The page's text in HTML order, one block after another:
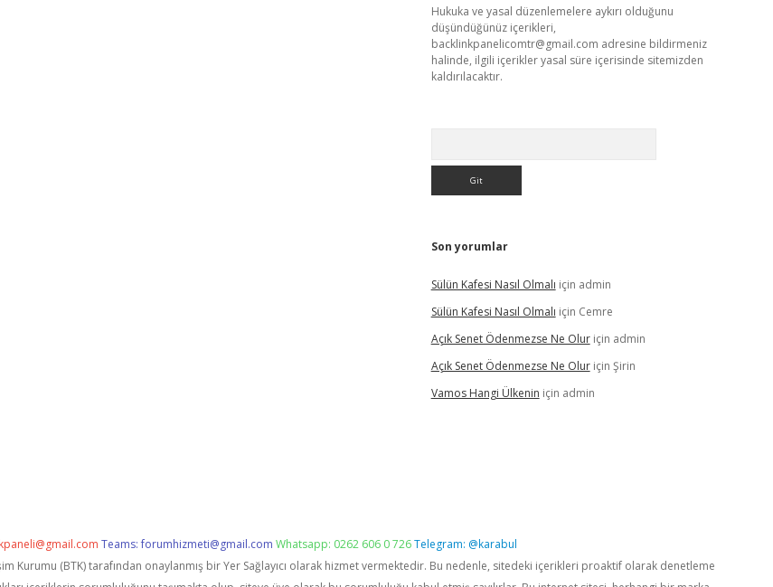
Hukuka ve yasal düzenlemelere aykırı olduğunu
düşündüğünüz içerikleri,
backlinkpanelicomtr@gmail.com adresine bildirmeniz
halinde, ilgili içerikler yasal süre içerisinde sitemizden
kaldırılacaktır.
Son yorumlar
Sülün Kafesi Nasıl Olmalı için admin
Sülün Kafesi Nasıl Olmalı için Cemre
Açık Senet Ödenmezse Ne Oluriçin admin
Açık Senet Ödenmezse Ne Oluriçin Şirin
Vamos Hangi Ülkenin için admin
Teams:forumhizmeti@gmail.com Whatsapp: 0262 606 0 726Telegram: @karabul
Kurumu (BTK) tarafından onaylanmış bir Yer Sağlayıcı olarak hizmet vermektedir. Bu nedenle, sitedeki içerikleri proaktif olarak denetleme